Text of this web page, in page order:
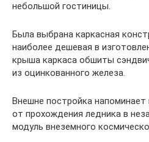
небольшой гостиницы.
Была выбрана каркасная
наиболее дешевая в
крыша каркаса обшиты
из оцинкованного железа.
Внешне постройка
от прохождения ледника в
модуль внеземного